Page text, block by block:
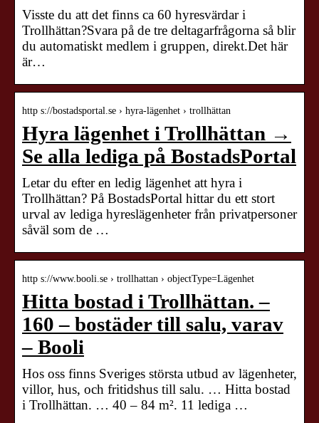
Visste du att det finns ca 60 hyresvärdar i
Trollhättan?Svara på de tre deltagarfrågorna så blir
du automatiskt medlem i gruppen, direkt.Det här
är…
http s://bostadsportal.se › hyra-lägenhet › trollhättan
Hyra lägenhet i Trollhättan →
Se alla lediga på BostadsPortal
Letar du efter en ledig lägenhet att hyra i
Trollhättan? På BostadsPortal hittar du ett stort
urval av lediga hyreslägenheter från privatpersoner
såväl som de …
http s://www.booli.se › trollhattan › objectType=Lägenhet
Hitta bostad i Trollhättan. –
160 – bostäder till salu, varav
– Booli
Hos oss finns Sveriges största utbud av lägenheter,
villor, hus, och fritidshus till salu. … Hitta bostad
i Trollhättan. … 40 – 84 m². 11 lediga …